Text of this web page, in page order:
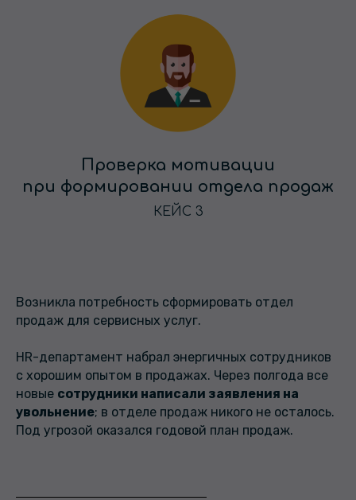
Проверка мотивации
при формировании отдела продаж
КЕЙС 3
Возникла потребность сформировать отдел
продаж для сервисных услуг.
HR-департамент набрал энергичных сотрудников
с хорошим опытом в продажах. Через полгода все
новые сотрудники написали заявления на
увольнение; в отделе продаж никого не осталось.
Под угрозой оказался годовой план продаж.